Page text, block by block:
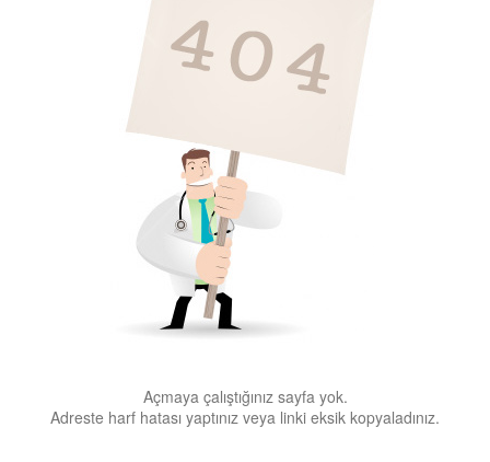
Açmaya çalıştığınız sayfa yok.
Adreste harf hatası yaptınız veya linki eksik kopyaladınız.